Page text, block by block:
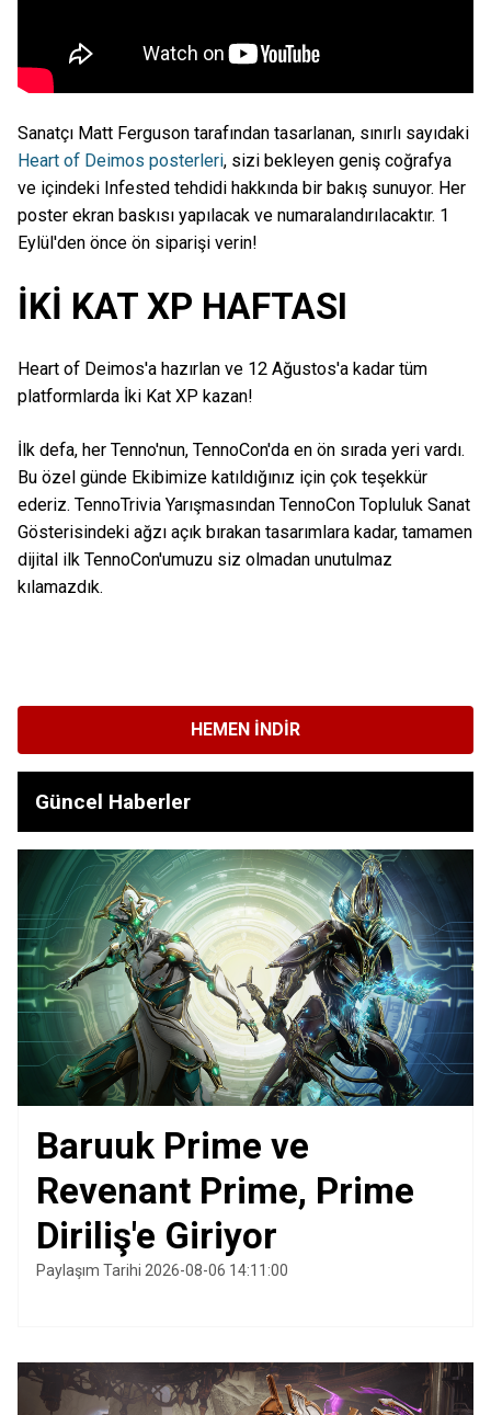
Sanatçı Matt Ferguson tarafından tasarlanan, sınırlı sayıdaki
Heart of Deimos posterleri, sizi bekleyen geniş coğrafya
ve içindeki Infested tehdidi hakkında bir bakış sunuyor. Her
poster ekran baskısı yapılacak ve numaralandırılacaktır. 1
Eylül'den önce ön siparişi verin!
İKİ KAT XP HAFTASI
Heart of Deimos'a hazırlan ve 12 Ağustos'a kadar tüm
platformlarda İki Kat XP kazan!
İlk defa, her Tenno'nun, TennoCon'da en ön sırada yeri vardı.
Bu özel günde Ekibimize katıldığınız için çok teşekkür
ederiz. TennoTrivia Yarışmasından TennoCon Topluluk Sanat
Gösterisindeki ağzı açık bırakan tasarımlara kadar, tamamen
dijital ilk TennoCon'umuzu siz olmadan unutulmaz
kılamazdık.
HEMEN İNDIR
Güncel Haberler
Baruuk Prime ve
Revenant Prime, Prime
Diriliş'e Giriyor
Paylaşım Tarihi 2026-08-06 14:11:00